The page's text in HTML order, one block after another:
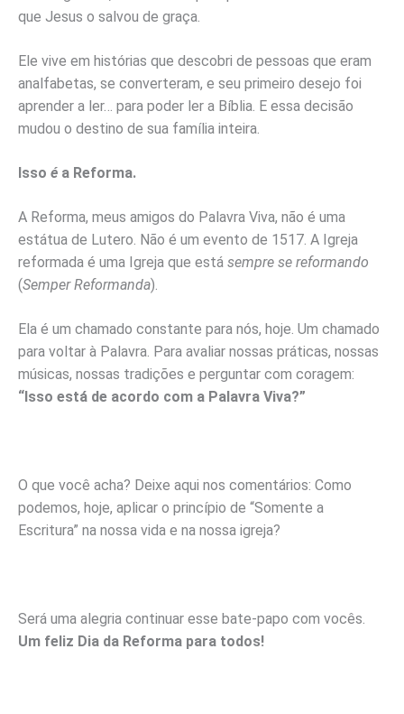
que Jesus o salvou de graça.
Ele vive em histórias que descobri de pessoas que eram
analfabetas, se converteram, e seu primeiro desejo foi
aprender a ler… para poder ler a Bíblia. E essa decisão
mudou o destino de sua família inteira.
Isso é a Reforma.
A Reforma, meus amigos do Palavra Viva, não é uma
estátua de Lutero. Não é um evento de 1517. A Igreja
reformada é uma Igreja que está sempre se reformando
(Semper Reformanda).
Ela é um chamado constante para nós, hoje. Um chamado
para voltar à Palavra. Para avaliar nossas práticas, nossas
músicas, nossas tradições e perguntar com coragem:
“Isso está de acordo com a Palavra Viva?”
O que você acha? Deixe aqui nos comentários: Como
podemos, hoje, aplicar o princípio de “Somente a
Escritura” na nossa vida e na nossa igreja?
Será uma alegria continuar esse bate-papo com vocês.
Um feliz Dia da Reforma para todos!